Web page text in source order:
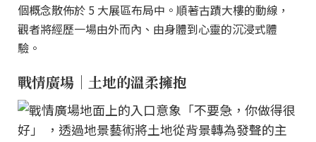
個概念散佈於 5 大展區布局中。順著古蹟大樓的動線，
觀者將經歷一場由外而內、由身體到心靈的沉浸式體
驗。
戰情廣場｜土地的溫柔擁抱